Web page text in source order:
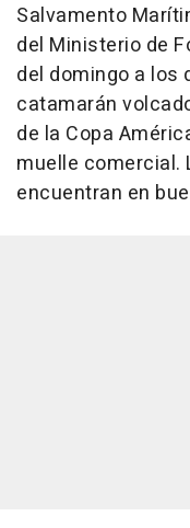
Salvamento
del Ministerio de
del domingo a los
catamarán
de la Copa
muelle comercial.
encuentran en